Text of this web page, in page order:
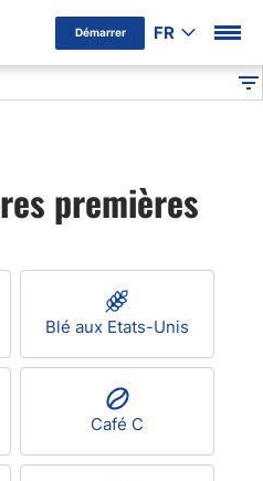
Démarrer FR
premières
Blé aux Etats-Unis
Café C